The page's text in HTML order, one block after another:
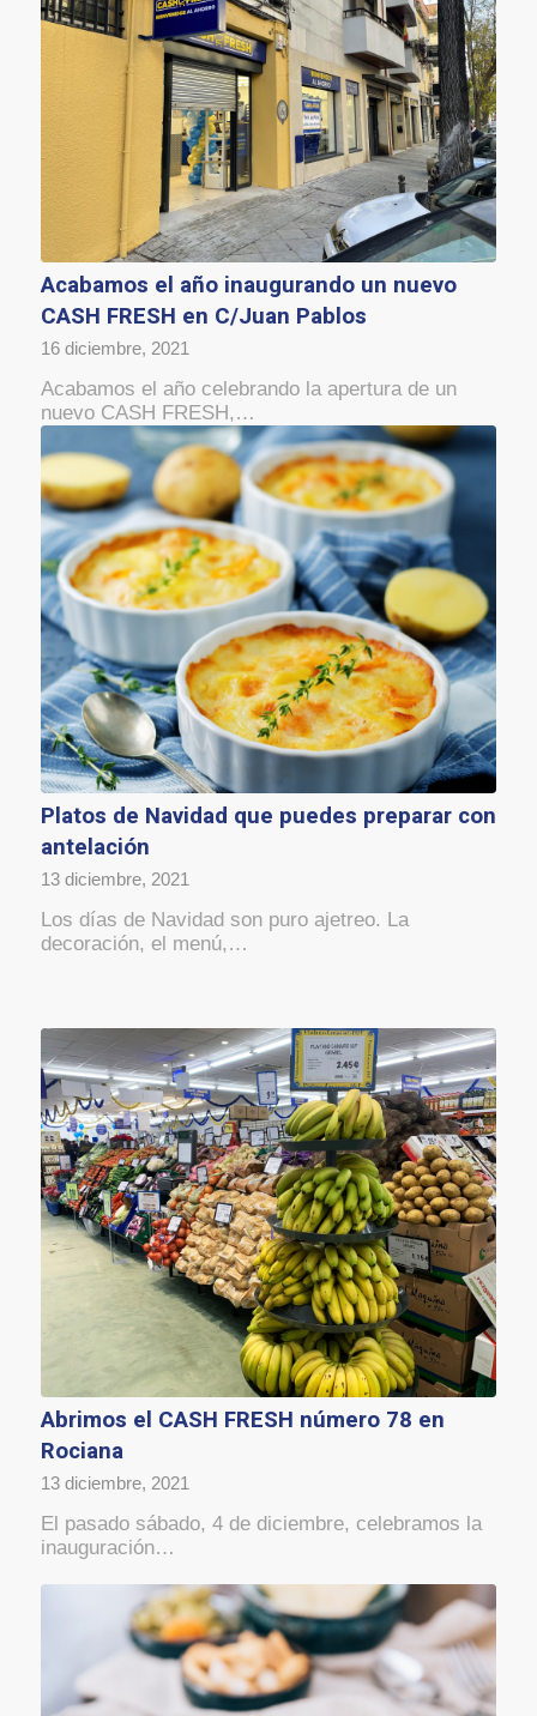
Acabamos el año inaugurando un nuevo
CASH FRESH en C/Juan Pablos
16 diciembre, 2021
Acabamos el año celebrando la apertura de un
nuevo CASH FRESH,…
Platos de Navidad que puedes preparar con
antelación
13 diciembre, 2021
Los días de Navidad son puro ajetreo. La
decoración, el menú,…
Abrimos el CASH FRESH número 78 en
Rociana
13 diciembre, 2021
El pasado sábado, 4 de diciembre, celebramos la
inauguración…